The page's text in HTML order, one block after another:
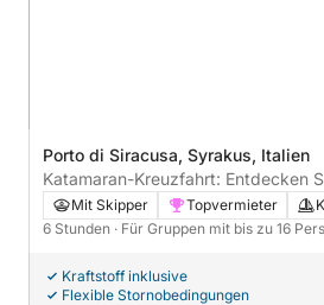
Porto di Siracusa, Syrakus, Italien
Katamaran-Kreuzfahrt: Entdecken
Plemmirio.
Mit Skipper Topvermieter
6 Stunden · Für Gruppen mit bis zu 16
Kraftstoff inklusive
Flexible Stornobedingungen